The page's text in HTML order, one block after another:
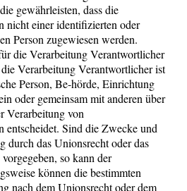
gewährleisten, dass die
nicht einer identifizierten oder
Person zugewiesen werden.
die Verarbeitung Verantwortlicher
Verarbeitung Verantwortlicher ist
Person, Be-hörde, Einrichtung
oder gemeinsam mit anderen über
Verarbeitung von
entscheidet. Sind die Zwecke und
durch das Unionsrecht oder das
so kann der
können die bestimmten
nach dem Unionsrecht oder dem